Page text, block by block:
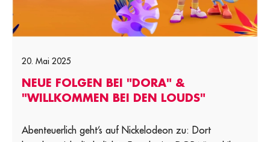
20. Mai 2025
NEUE FOLGEN BEI "DORA" &
"WILLKOMMEN BEI DEN LOUDS"
Abenteuerlich geht’s auf Nickelodeon zu: Dort